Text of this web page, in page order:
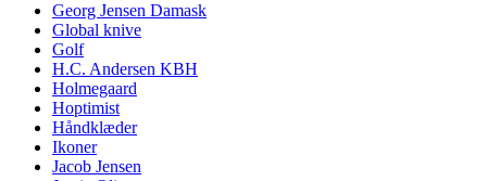
Georg Jensen Damask
Global knive
Golf
H.C. Andersen KBH
Holmegaard
Hoptimist
Håndklæder
Ikoner
Jacob Jensen